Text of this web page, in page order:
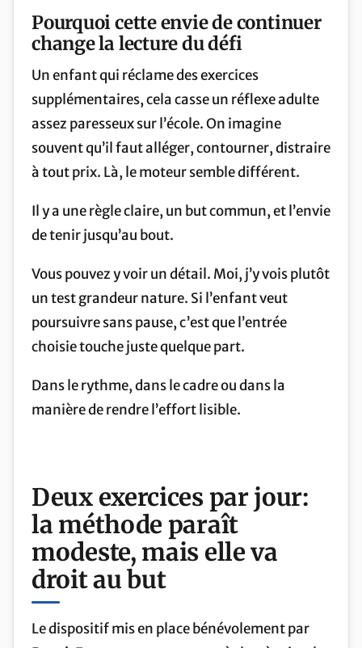
Pourquoi cette envie de continuer
change la lecture du défi
Un enfant qui réclame des exercices
supplémentaires, cela casse un réflexe adulte
assez paresseux sur l’école. On imagine
souvent qu’il faut alléger, contourner, distraire
à tout prix. Là, le moteur semble différent.
Il y a une règle claire, un but commun, et l’envie
de tenir jusqu’au bout.
Vous pouvez y voir un détail. Moi, j’y vois plutôt
un test grandeur nature. Si l’enfant veut
poursuivre sans pause, c’est que l’entrée
choisie touche juste quelque part.
Dans le rythme, dans le cadre ou dans la
manière de rendre l’effort lisible.
Deux exercices par jour:
la méthode paraît
modeste, mais elle va
droit au but
Le dispositif mis en place bénévolement par